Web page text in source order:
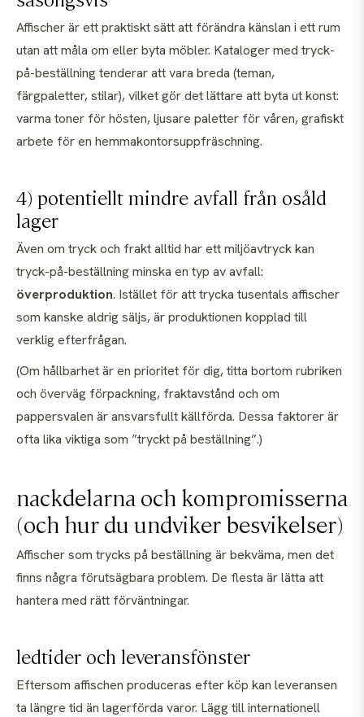
Affischer är ett praktiskt sätt att förändra känslan i ett rum
utan att måla om eller byta möbler. Kataloger med tryck-
på-beställning tenderar att vara breda (teman,
färgpaletter, stilar), vilket gör det lättare att byta ut konst:
varma toner för hösten, ljusare paletter för våren, grafiskt
arbete för en hemmakontorsuppfräschning.
4) potentiellt mindre avfall från osåld
lager
Även om tryck och frakt alltid har ett miljöavtryck kan
tryck-på-beställning minska en typ av avfall:
överproduktion. Istället för att trycka tusentals affischer
som kanske aldrig säljs, är produktionen kopplad till
verklig efterfrågan.
(Om hållbarhet är en prioritet för dig, titta bortom rubriken
och överväg förpackning, fraktavstånd och om
pappersvalen är ansvarsfullt källförda. Dessa faktorer är
ofta lika viktiga som ”tryckt på beställning”.)
nackdelarna och kompromisserna
(och hur du undviker besvikelser)
Affischer som trycks på beställning är bekväma, men det
finns några förutsägbara problem. De flesta är lätta att
hantera med rätt förväntningar.
ledtider och leveransfönster
Eftersom affischen produceras efter köp kan leveransen
ta längre tid än lagerförda varor. Lägg till internationell